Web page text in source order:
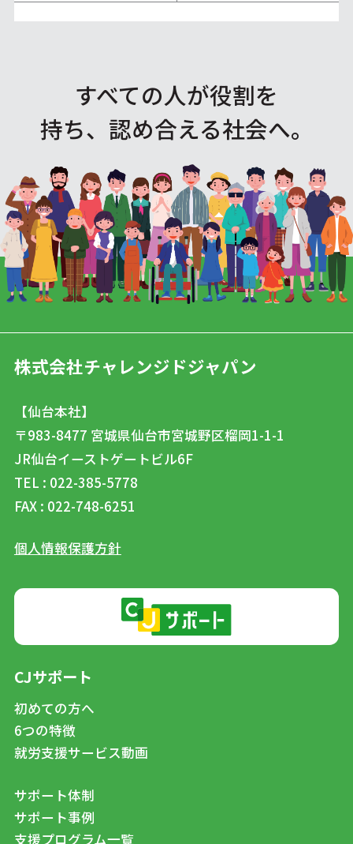
すべての人が役割を
持ち、認め合える社会へ。
株式会社チャレンジドジャパン
【仙台本社】
〒983-8477 宮城県仙台市宮城野区榴岡1-1-1
JR仙台イーストゲートビル6F
TEL : 022-385-5778
FAX : 022-748-6251
個人情報保護方針
CJサポート
初めての方へ
6つの特徴
就労支援サービス動画
サポート体制
サポート事例
支援プログラム一覧